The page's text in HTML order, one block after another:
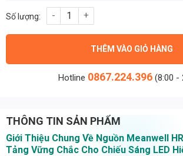
Nguồn Meanwell HRP-450-7.5 (450W/8V/
THÊM VÀO GIỎ HÀNG
Hotline 0867.224.396 (8:00 -
THÔNG TIN SẢN PHẨM
Giới Thiệu Chung Về Nguồn Meanwell
Tảng Vững Chắc Cho Chiếu Sáng LED